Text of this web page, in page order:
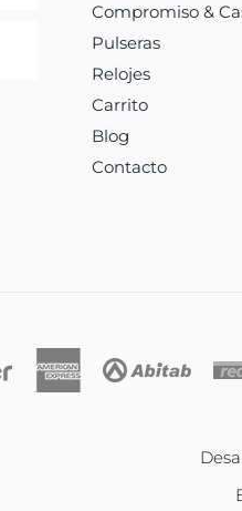
Compromiso &
Pulseras
Relojes
Carrito
Blog
Contacto